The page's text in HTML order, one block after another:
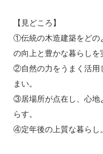
【見どころ】
①伝統の木造建築をどの
の向上と豊かな暮らしを
②自然の力をうまく活用
まい。
③居場所が点在し、心地
らす。
④定年後の上質な暮らし。